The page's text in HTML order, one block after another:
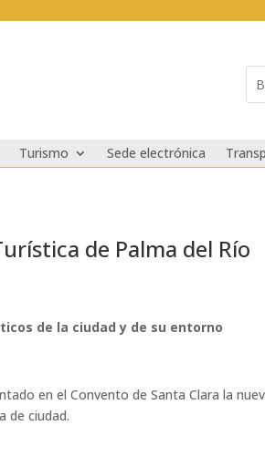
Turismo Sede electrónica
de Palma del Río
de la ciudad y de su entorno
en el Convento de Santa Clara la
de ciudad.